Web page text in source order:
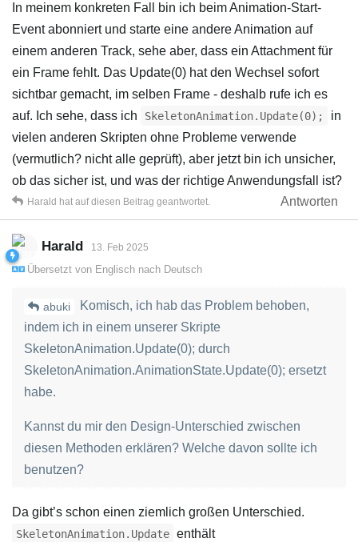
In meinem konkreten Fall bin ich beim Animation-Start-
Event abonniert und starte eine andere Animation auf
einem anderen Track, sehe aber, dass ein Attachment für
ein Frame fehlt. Das Update(0) hat den Wechsel sofort
sichtbar gemacht, im selben Frame - deshalb rufe ich es
auf. Ich sehe, dass ich
SkeletonAnimation.Update(0);
in
vielen anderen Skripten ohne Probleme verwende
(vermutlich? nicht alle geprüft), aber jetzt bin ich unsicher,
ob das sicher ist, und was der richtige Anwendungsfall ist?
Antworten
Harald hat auf diesen Beitrag geantwortet.
Harald 13. Feb 2025
Übersetzt von Englisch nach Deutsch
abuki
Komisch, ich hab das Problem behoben,
indem ich in einem unserer Skripte
SkeletonAnimation.Update(0); durch
SkeletonAnimation.AnimationState.Update(0); ersetzt
habe.
Kannst du mir den Design-Unterschied zwischen
diesen Methoden erklären? Welche davon sollte ich
benutzen?
Da gibt’s schon einen ziemlich großen Unterschied.
SkeletonAnimation.Update enthält